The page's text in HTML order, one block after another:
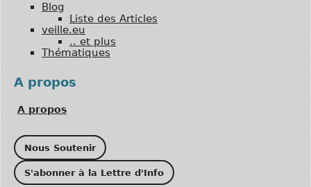
Blog
Liste des Articles
veille.eu
.. et plus
Thématiques
A propos
A propos
Nous Soutenir
S'abonner à la Lettre d'Info